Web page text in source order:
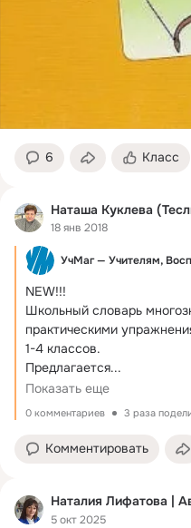
6 Класс
Наташа Куклева
18 янв 2018
УчМаг — Учителям,
NEW!!!
Школьный словарь
практическими
1-4 классов.
Предлагается...
Показать еще
0 комментариев 3 раза
Комментировать
Наталия Лифатова |
5 окт 2025